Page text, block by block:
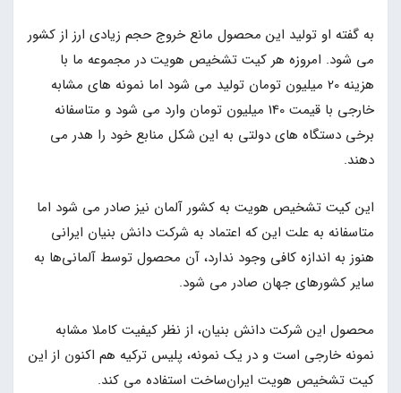
به گفته او تولید این محصول مانع خروج حجم زیادی ارز از کشور
می شود. امروزه هر کیت تشخیص هویت در مجموعه ما با
هزینه 20 میلیون تومان تولید می شود اما نمونه های مشابه
خارجی با قیمت 140 میلیون تومان وارد می شود و متاسفانه
برخی دستگاه های دولتی به این شکل منابع خود را هدر می
دهند.
این کیت تشخیص هویت به کشور آلمان نیز صادر می شود اما
متاسفانه به علت این که اعتماد به شرکت دانش بنیان ایرانی
هنوز به اندازه کافی وجود ندارد، آن محصول توسط آلمانی‌ها به
سایر کشورهای جهان صادر می شود.
محصول این شرکت دانش بنیان، از نظر کیفیت کاملا مشابه
نمونه خارجی است و در یک نمونه، پلیس ترکیه هم اکنون از این
کیت تشخیص هویت ایران‌ساخت استفاده می کند.